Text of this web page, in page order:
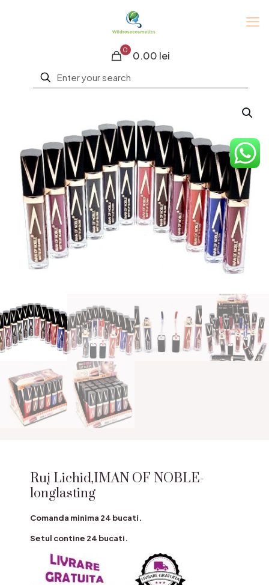
0 0.00 lei
Ruj Lichid,IMAN OF NOBLE-
longlasting
Comanda minima 24 bucati.
Setul contine 24 bucati.